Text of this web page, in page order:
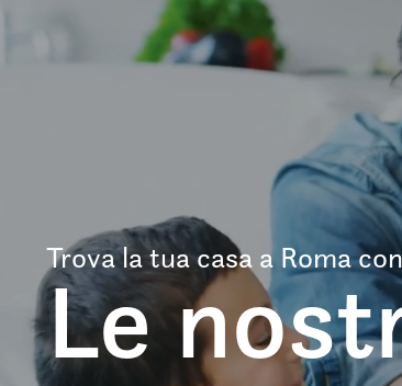
Trova la tua casa a Roma
Le